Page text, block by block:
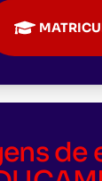
de